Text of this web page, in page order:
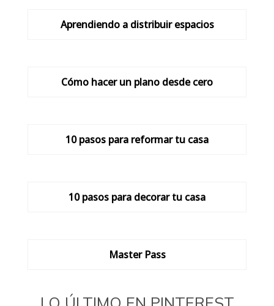
Aprendiendo a distribuir espacios
Cómo hacer un plano desde cero
10 pasos para reformar tu casa
10 pasos para decorar tu casa
Master Pass